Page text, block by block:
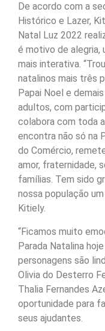
De acordo com a
Histórico e Lazer,
Natal Luz 2022
é motivo de alegria,
mais interativa.
natalinos mais três
Papai Noel e
adultos, com
colabora com toda
encontra não só na
do Comércio,
amor, fraternidade,
famílias. Tem sido
nossa população
Kitiely.
“Ficamos muito
Parada Natalina
personagens são
Olivia do Desterro
Thalia Fernandes
oportunidade para
seus ajudantes.